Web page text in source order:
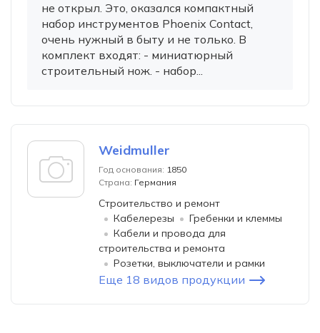
не открыл. Это, оказался компактный
набор инструментов Phoenix Contact,
очень нужный в быту и не только. В
комплект входят: - миниатюрный
строительный нож. - набор...
Weidmuller
Год основания: 1850
Страна: Германия
Строительство и ремонт
Кабелерезы
Гребенки и клеммы
Кабели и провода для
строительства и ремонта
Розетки, выключатели и рамки
Еще 18 видов продукции